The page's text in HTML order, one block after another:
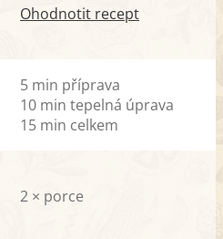
Ohodnotit recept
5 min příprava
10 min tepelná úprava
15 min celkem
2 × porce